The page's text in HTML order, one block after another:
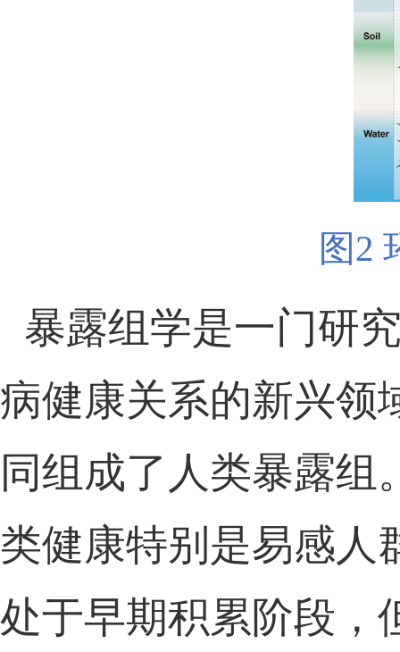
图2
暴露组 学是一门研
病健康关系的新兴领
同组成了 人类暴露组
类健康特别是易感人
处于早期积累阶段 ，